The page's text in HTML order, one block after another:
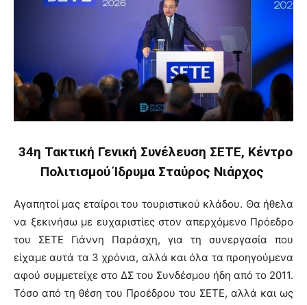
34η Τακτική Γενική Συνέλευση ΣΕΤΕ, Κέντρο
Πολιτισμού Ίδρυμα Σταύρος Νιάρχος
Αγαπητοί μας εταίροι του τουριστικού κλάδου. Θα ήθελα
να ξεκινήσω με ευχαριστίες στον απερχόμενο Πρόεδρο
του ΣΕΤΕ Γιάννη Παράσχη, για τη συνεργασία που
είχαμε αυτά τα 3 χρόνια, αλλά και όλα τα προηγούμενα
αφού συμμετείχε στο ΔΣ του Συνδέσμου ήδη από το 2011.
Τόσο από τη θέση του Προέδρου του ΣΕΤΕ, αλλά και ως